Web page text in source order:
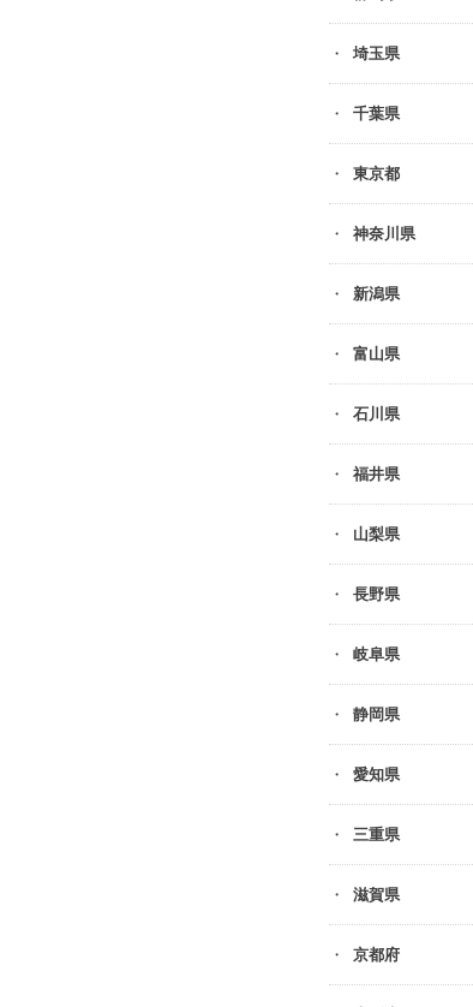
埼玉県
千葉県
東京都
神奈川県
新潟県
富山県
石川県
福井県
山梨県
長野県
岐阜県
静岡県
愛知県
三重県
滋賀県
京都府